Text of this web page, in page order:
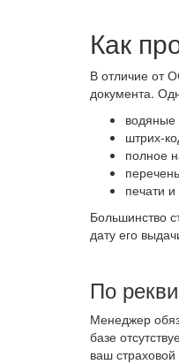
Как
В отличие от
документа.
водяные
штрих-
полное
печати
Большинство
дату его
По
Менеджер
базе
ваш